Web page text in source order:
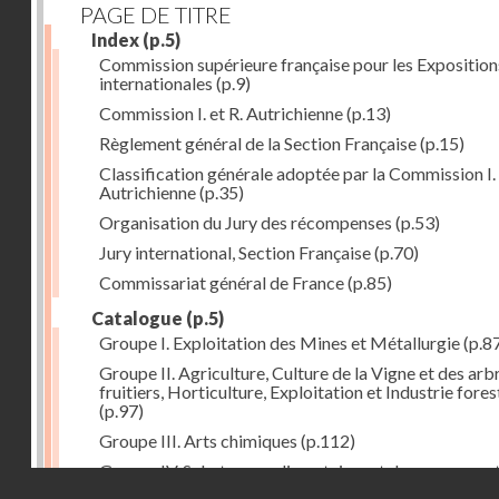
PAGE DE TITRE
Index (p.5)
Commission supérieure française pour les
internationales (p.9)
Commission I. et R. Autrichienne(p.13)
Règlement général de la Section Française(p.15)
Classification générale adoptée par la Commission I.
Autrichienne(p.35)
Organisation du Jury des récompenses (p.53)
Jury international, Section Française(p.70)
Commissariat général de France(p.85)
Catalogue (p.5)
Groupe I. Exploitation des Mines et Métallurgie
Groupe II. Agriculture, Culture de la Vigne et des
fruitiers, Horticulture, Exploitation et Industrie
(p.97)
Groupe III. Arts chimiques (p.112)
Groupe IV. Substances alimentaires et de